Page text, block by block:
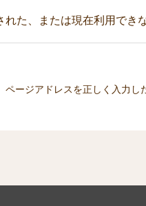
た、または現在利用でき
ージアドレスを正しく入力し